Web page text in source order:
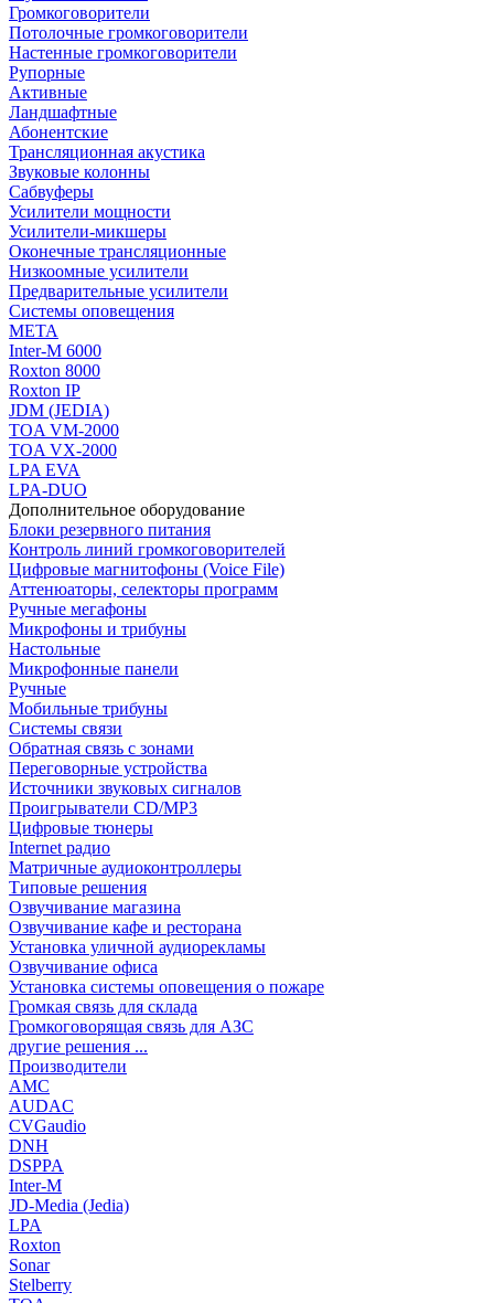
Громкоговорители
Потолочные громкоговорители
Настенные громкоговорители
Рупорные
Активные
Ландшафтные
Абонентские
Трансляционная акустика
Звуковые колонны
Сабвуферы
Усилители мощности
Усилители-микшеры
Оконечные трансляционные
Низкоомные усилители
Предварительные усилители
Системы оповещения
МЕТА
Inter-M 6000
Roxton 8000
Roxton IP
JDM (JEDIA)
TOA VM-2000
TOA VX-2000
LPA EVA
LPA-DUO
Дополнительное оборудование
Блоки резервного питания
Контроль линий громкоговорителей
Цифровые магнитофоны (Voice File)
Аттенюаторы, селекторы программ
Ручные мегафоны
Микрофоны и трибуны
Настольные
Микрофонные панели
Ручные
Мобильные трибуны
Системы связи
Обратная связь с зонами
Переговорные устройства
Источники звуковых сигналов
Проигрыватели CD/MP3
Цифровые тюнеры
Internet радио
Матричные аудиоконтроллеры
Типовые решения
Озвучивание магазина
Озвучивание кафе и ресторана
Установка уличной аудиорекламы
Озвучивание офиса
Установка системы оповещения о пожаре
Громкая связь для склада
Громкоговорящая связь для АЗС
другие решения ...
Производители
AMC
AUDAC
CVGaudio
DNH
DSPPA
Inter-M
JD-Media (Jedia)
LPA
Roxton
Sonar
Stelberry